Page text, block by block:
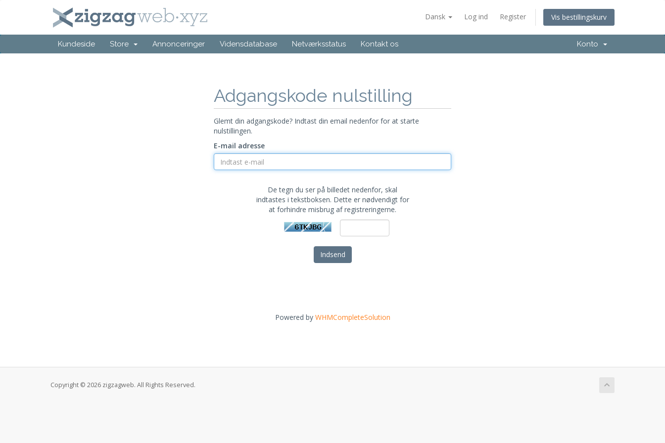
Dansk Log ind Register Vis bestillingskurv
Kundeside Store Annonceringer Vidensdatabase Netværksstatus Kontakt os Konto
Adgangskode nulstilling
Glemt din adgangskode? Indtast din email nedenfor for at starte
nulstillingen.
E-mail adresse
De tegn du ser på billedet nedenfor, skal
indtastes i tekstboksen. Dette er nødvendigt for
at forhindre misbrug af registreringerne.
Indsend
Powered by WHMCompleteSolution
Copyright © 2026 zigzagweb. All Rights Reserved.